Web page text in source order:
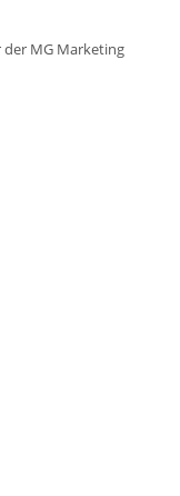
MG Marketing